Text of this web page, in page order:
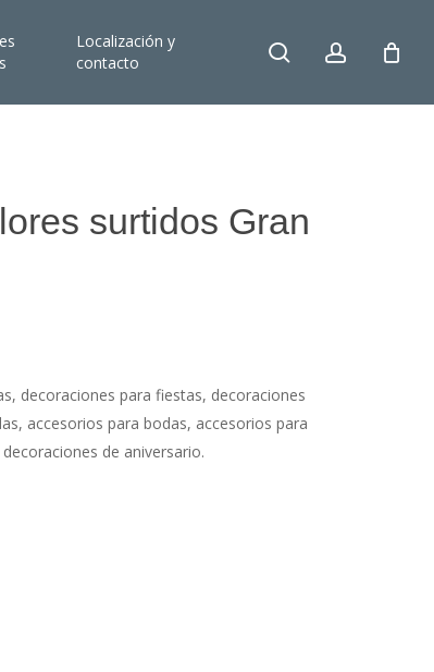
Localización y
contacto
search account
surtidos Gran
decoraciones para fiestas, decoraciones
accesorios para bodas, accesorios para
de aniversario.